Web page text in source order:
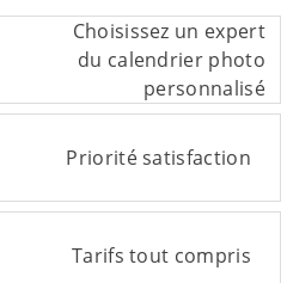
Choisissez un expert
du calendrier photo
personnalisé
Priorité satisfaction
Tarifs tout compris